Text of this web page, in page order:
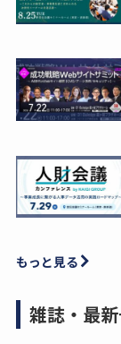
もっと見る
雑誌・最